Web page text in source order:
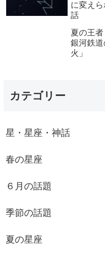
に変え
話
夏の王者
銀河鉄
火」
カテゴリー
星・星座・神話
春の星座
６月の話題
季節の話題
夏の星座